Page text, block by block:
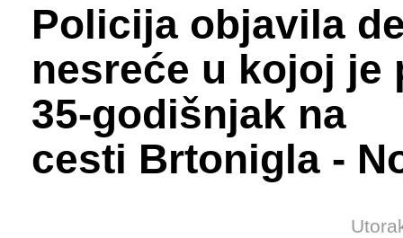
Policija objavila
nesreće u kojoj je
35-godišnjak na
cesti Brtonigla -